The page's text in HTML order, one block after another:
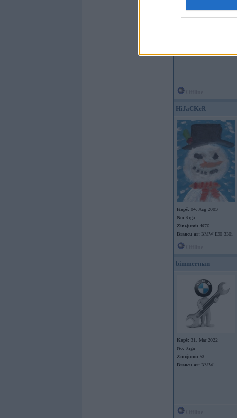
Kopš:02. Jan 2026
HiJaCKeR
Kopš: 04. Aug 2003
No: Rīga
Ziņojumi: 4976
Braucu ar: BMW E90 330i
bimmerman
Kopš: 31. Mar 2022
No: Rīga
Ziņojumi: 58
Braucu ar: BMW